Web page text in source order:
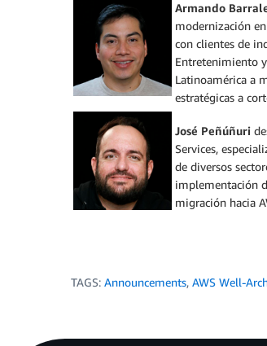
Armando
modernización
con clientes de
Entretenimiento
Latinoamérica a
estratégicas a
José Peñúñuri
Services,
de diversos
implementación
migración hacia
TAGS: Announcements, AWS Well-